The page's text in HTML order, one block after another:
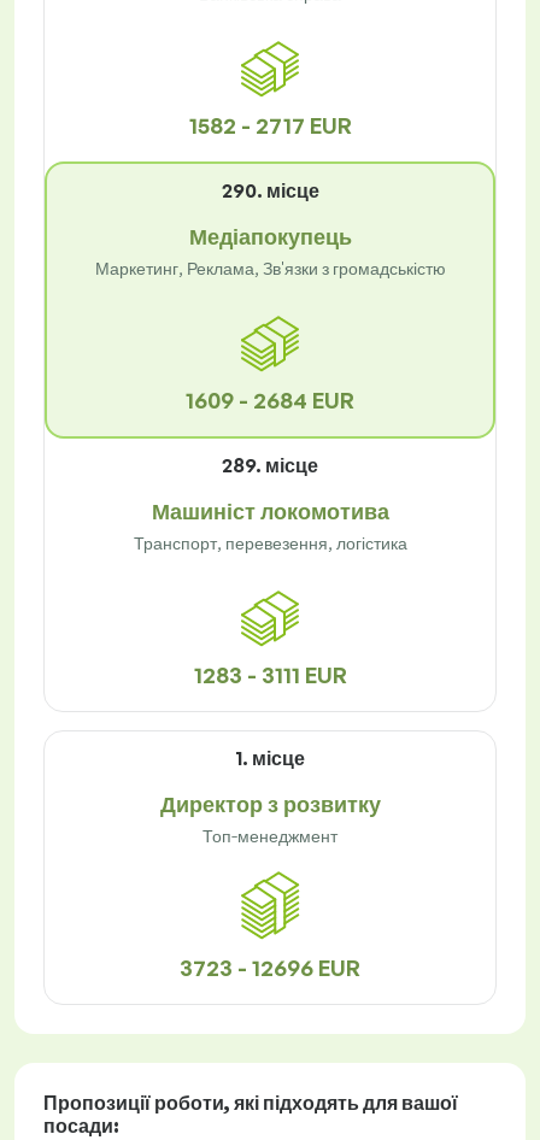
1582 - 2717 EUR
290. місце
Медіапокупець
Маркетинг, Реклама, Зв'язки з громадськістю
1609 - 2684 EUR
289. місце
Машиніст локомотива
Транспорт, перевезення, логістика
1283 - 3111 EUR
1. місце
Директор з розвитку
Топ-менеджмент
3723 - 12696 EUR
Пропозиції роботи, які підходять для вашої
посади: